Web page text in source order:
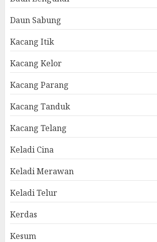
Daun Sabung
Kacang Itik
Kacang Kelor
Kacang Parang
Kacang Tanduk
Kacang Telang
Keladi Cina
Keladi Merawan
Keladi Telur
Kerdas
Kesum